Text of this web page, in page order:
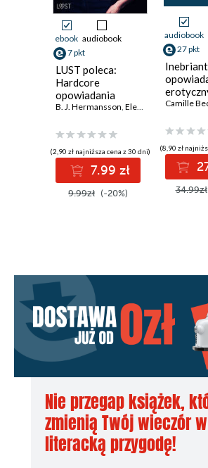
ebook audiobook
7 pkt
LUST poleca:
Hardcore
opowiadania
erotyczne
B. J. Hermansson, Elena Lund ,Alicia Luz,
(2,90 zł najniższa cena z 30 dni)
7.99 zł
9.99zł (-20%)
audiobook
27 pkt
dobry
Camille
(8,90 zł
34.99zł
Nie przegap książek,
zmienią Twój wieczór w
literacką przygodę!